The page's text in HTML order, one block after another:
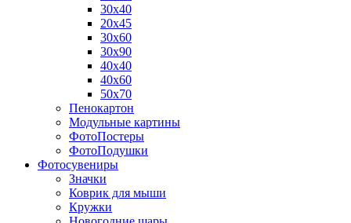
30х40
20х45
30х60
30х90
40х40
40х60
50х70
Пенокартон
Модульные картины
ФотоПостеры
ФотоПодушки
Фотоcувениры
Значки
Коврик для мыши
Кружки